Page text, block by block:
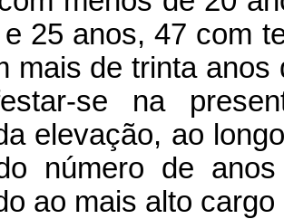
25 anos, 47 com
mais de trinta
se na
elevação, ao
número de
ao mais alto